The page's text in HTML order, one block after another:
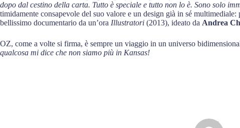
dopo dal cestino della carta. Tutto è speciale e tutto non lo è. Sono solo
timidamente consapevole del suo valore e un design già in sé
bellissimo documentario da un’ora Illustratori (2013), ideato da Andrea
OZ, come a volte si firma, è sempre un viaggio in un universo
qualcosa mi dice che non siamo più in Kansas!